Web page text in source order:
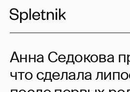
Анна Седокова
что сделала